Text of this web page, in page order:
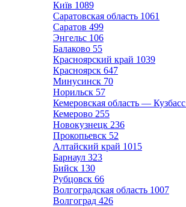
Київ 1089
Саратовская область 1061
Саратов 499
Энгельс 106
Балаково 55
Красноярский край 1039
Красноярск 647
Минусинск 70
Норильск 57
Кемеровская область — Кузбасс
Кемерово 255
Новокузнецк 236
Прокопьевск 52
Алтайский край 1015
Барнаул 323
Бийск 130
Рубцовск 66
Волгоградская область 1007
Волгоград 426